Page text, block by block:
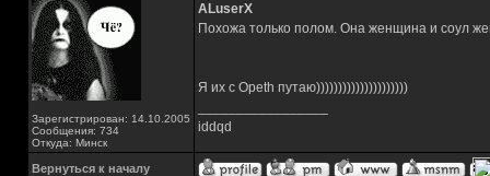
Зарегистрирован: 14.10.2005
Сообщения: 734
Откуда: Минск
ALuserX
Похожа только полом. Она женщина и соул
Я их с Opeth путаю)))))))))))))))))))))
iddqd
Вернуться к началу